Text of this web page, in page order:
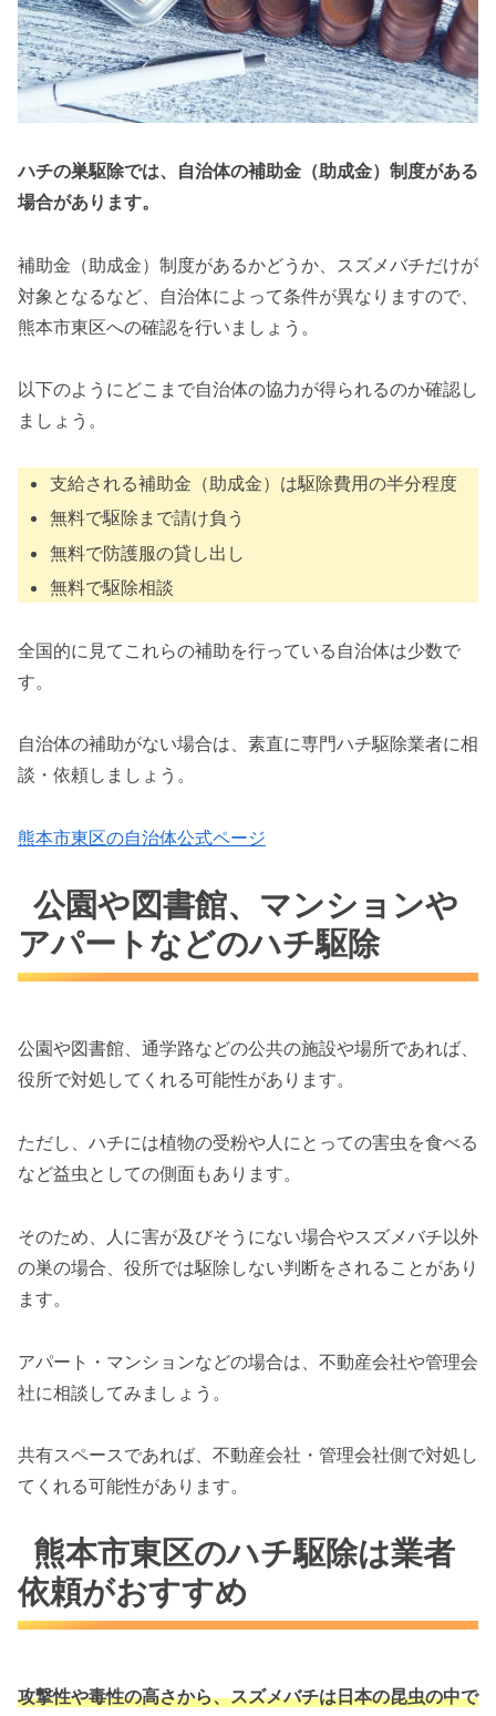
ハチの巣駆除では、自治体の補助金（助成金）制度がある
場合があります。
補助金（助成金）制度があるかどうか、スズメバチだけが
対象となるなど、自治体によって条件が異なりますので、
熊本市東区への確認を行いましょう。
以下のようにどこまで自治体の協力が得られるのか確認し
ましょう。
支給される補助金（助成金）は駆除費用の半分程度
無料で駆除まで請け負う
無料で防護服の貸し出し
無料で駆除相談
全国的に見てこれらの補助を行っている自治体は少数で
す。
自治体の補助がない場合は、素直に専門ハチ駆除業者に相
談・依頼しましょう。
熊本市東区の自治体公式ページ
公園や図書館、マンションや
アパートなどのハチ駆除
公園や図書館、通学路などの公共の施設や場所であれば、
役所で対処してくれる可能性があります。
ただし、ハチには植物の受粉や人にとっての害虫を食べる
など益虫としての側面もあります。
そのため、人に害が及びそうにない場合やスズメバチ以外
の巣の場合、役所では駆除しない判断をされることがあり
ます。
アパート・マンションなどの場合は、不動産会社や管理会
社に相談してみましょう。
共有スペースであれば、不動産会社・管理会社側で対処し
てくれる可能性があります。
熊本市東区のハチ駆除は業者
依頼がおすすめ
攻撃性や毒性の高さから、スズメバチは日本の昆虫の中で